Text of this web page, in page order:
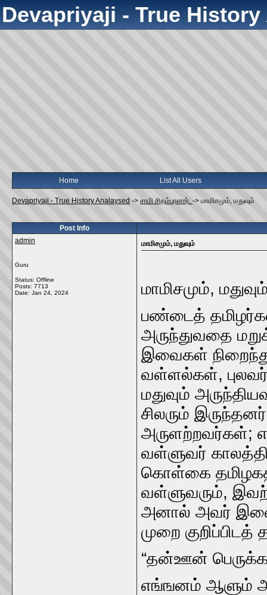
Devapriyaji - True
Home List All Users
Devapriyaji - True History Analaysed -> சாமி சிதம்பரனார். -> மாமிசமும்‌, மதுவும்‌
Post Info
admin
Guru
Status: Offline
Posts: 7713
Date: Jan 24, 2024
மாமிசமும்‌, மதுவும்‌
மாமிசமும்‌,
பண்டைத்‌
அருந்துவதை
இவைகள்‌
வள்ளல்கள்‌,
மதுவும்‌
சிலரும்‌
அருளற்றவர்கள்‌;
வள்ளுவர்‌
கொள்கை
வள்ளுவரும்‌,
அனால்‌ அவர்‌ இவை
முறை குறிப்பிடத்‌
“தன்ஊன்‌
எங்ஙனம்‌ ஆளும்‌